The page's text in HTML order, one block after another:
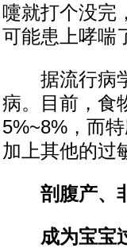
嚏就打个没完
可能患上哮喘
据流行病学
病。目前，食
5%~8%，而
加上其他的过
剖腹产、
成为宝宝